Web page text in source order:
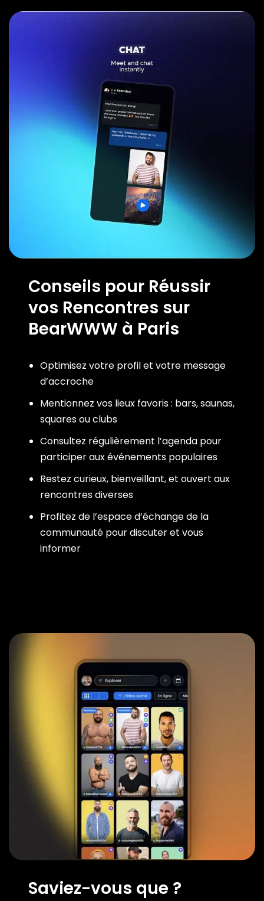
Conseils pour Réussir
vos Rencontres sur
BearWWW à Paris
Optimisez votre profil et votre message
d’accroche
Mentionnez vos lieux favoris : bars, saunas,
squares ou clubs
Consultez régulièrement l’agenda pour
participer aux événements populaires
Restez curieux, bienveillant, et ouvert aux
rencontres diverses
Profitez de l’espace d’échange de la
communauté pour discuter et vous
informer
Saviez-vous que ?